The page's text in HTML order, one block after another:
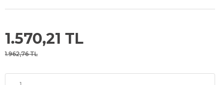
1.570,21 TL
1.962,76 TL